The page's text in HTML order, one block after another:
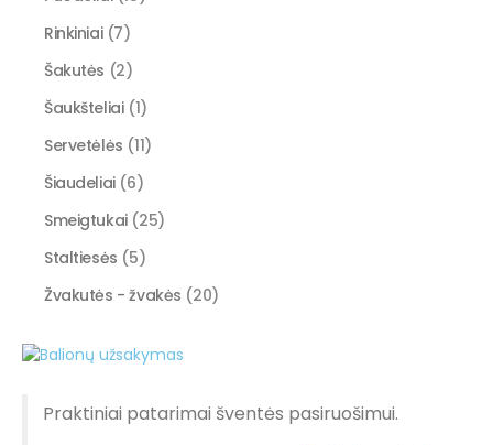
Rinkiniai (7)
Šakutės (2)
Šaukšteliai (1)
Servetėlės (11)
Šiaudeliai (6)
Smeigtukai (25)
Staltiesės (5)
Žvakutės - žvakės (20)
Praktiniai patarimai šventės pasiruošimui.